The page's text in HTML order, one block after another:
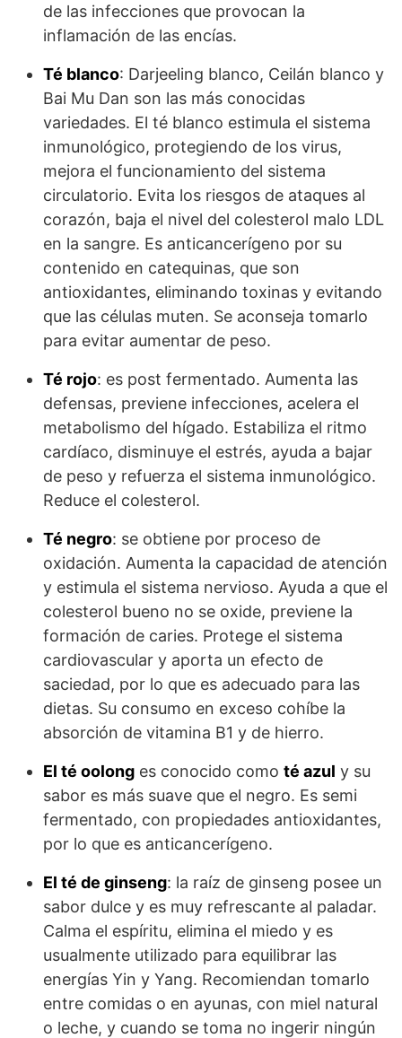
de las infecciones que provocan la
inflamación de las encías.
Té blanco: Darjeeling blanco, Ceilán blanco y
Bai Mu Dan son las más conocidas
variedades. El té blanco estimula el sistema
inmunológico, protegiendo de los virus,
mejora el funcionamiento del sistema
circulatorio. Evita los riesgos de ataques al
corazón, baja el nivel del colesterol malo LDL
en la sangre. Es anticancerígeno por su
contenido en catequinas, que son
antioxidantes, eliminando toxinas y evitando
que las células muten. Se aconseja tomarlo
para evitar aumentar de peso.
Té rojo: es post fermentado. Aumenta las
defensas, previene infecciones, acelera el
metabolismo del hígado. Estabiliza el ritmo
cardíaco, disminuye el estrés, ayuda a bajar
de peso y refuerza el sistema inmunológico.
Reduce el colesterol.
Té negro: se obtiene por proceso de
oxidación. Aumenta la capacidad de atención
y estimula el sistema nervioso. Ayuda a que el
colesterol bueno no se oxide, previene la
formación de caries. Protege el sistema
cardiovascular y aporta un efecto de
saciedad, por lo que es adecuado para las
dietas. Su consumo en exceso cohíbe la
absorción de vitamina B1 y de hierro.
El té oolong es conocido como té azul y su
sabor es más suave que el negro. Es semi
fermentado, con propiedades antioxidantes,
por lo que es anticancerígeno.
El té de ginseng: la raíz de ginseng posee un
sabor dulce y es muy refrescante al paladar.
Calma el espíritu, elimina el miedo y es
usualmente utilizado para equilibrar las
energías Yin y Yang. Recomiendan tomarlo
entre comidas o en ayunas, con miel natural
o leche, y cuando se toma no ingerir ningún